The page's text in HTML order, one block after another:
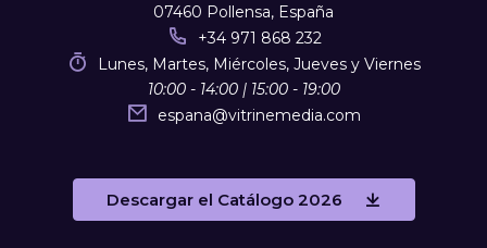
07460 Pollensa, España
+34 971 868 232
Lunes, Martes, Miércoles, Jueves y Viernes
10:00 - 14:00 | 15:00 - 19:00
espana@vitrinemedia.com
Descargar el Catálogo 2026